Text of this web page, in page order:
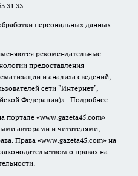
31 33
персональных данных
рекомендательные
предоставления
и анализа сведений,
сети "Интернет",
Федерации)». Подробнее
«www.gazeta45.com»
авторами и читателями,
Права «www.gazeta45.com» на
о правах на